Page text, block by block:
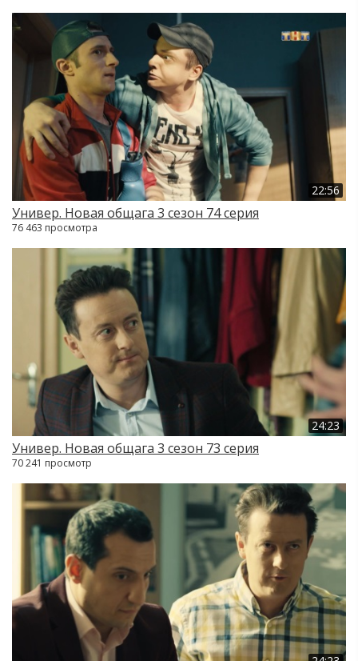
22:56
Универ. Новая общага 3 сезон 74 серия
76 463 просмотра
24:23
Универ. Новая общага 3 сезон 73 серия
70 241 просмотр